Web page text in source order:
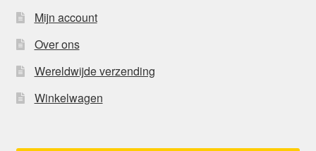
Mijn account
Over ons
Wereldwijde verzending
Winkelwagen